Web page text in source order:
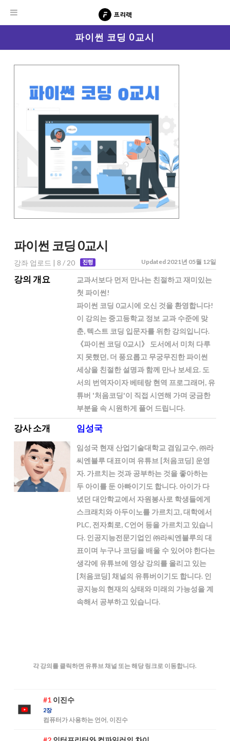
파이썬 코딩 0교시
파이썬 코딩 0교시
강좌 업로드 | 8 / 20 Updated 2021년 05월 12일
강의 개요
교과서보다 먼저 만나는 친절하고 재미있는
첫 파이썬!
파이썬 코딩 0교시에 오신 것을 환영합니다!
이 강의는 중고등학교 정보 교과 수준에 맞
춘, 텍스트 코딩 입문자를 위한 강의입니다.
《파이썬 코딩 0교시》 도서에서 미처 다루
지 못했던, 더 풍요롭고 무궁무진한 파이썬
세상을 친절한 설명과 함께 만나 보세요. 도
서의 번역자이자 베테랑 현역 프로그래머, 유
튜버 '처음코딩'이 직접 시연해 가며 궁금한
부분을 속 시원하게 풀어 드립니다.
강사 소개 임성국
임성국현재 산업기술대학교 겸임교수, ㈜라
씨엔블루 대표이며 유튜브 [처음코딩] 운영
자. 가르치는 것과 공부하는 것을 좋아하는
두 아이를 둔 아빠이기도 합니다. 아이가 다
녔던 대안학교에서 자원봉사로 학생들에게
스크래치와 아두이노를 가르치고, 대학에서
PLC, 전자회로, C언어 등을 가르치고 있습니
다. 인공지능전문기업인 ㈜라씨엔블루의 대
표이며 누구나 코딩을 배울 수 있어야 한다는
생각에 유튜브에 영상 강의를 올리고 있는
[처음코딩] 채널의 유튜버이기도 합니다. 인
공지능의 현재의 상태와 미래의 가능성을 계
속해서 공부하고 있습니다.
각 강의를 클릭하면 유튜브 채널 또는 해당 링크로 이동합니다.
#1 이진수
2장
컴퓨터가 사용하는 언어, 이진수